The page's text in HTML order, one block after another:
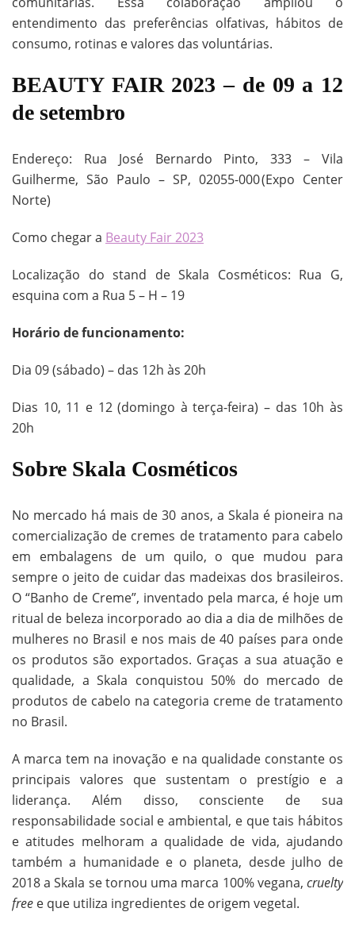
entendimento das preferências olfativas, hábitos de
consumo, rotinas e valores das voluntárias.
BEAUTY FAIR 2023 – de 09 a 12
de setembro
Endereço: Rua José Bernardo Pinto, 333 – Vila
Guilherme, São Paulo – SP, 02055-000 (Expo Center
Norte)
Como chegar a Beauty Fair 2023
Localização do stand de Skala Cosméticos: Rua G,
esquina com a Rua 5 – H – 19
Horário de funcionamento:
Dia 09 (sábado) – das 12h às 20h
Dias 10, 11 e 12 (domingo à terça-feira) – das 10h às
20h
Sobre Skala Cosméticos
No mercado há mais de 30 anos, a Skala é pioneira na
comercialização de cremes de tratamento para cabelo
em embalagens de um quilo, o que mudou para
sempre o jeito de cuidar das madeixas dos brasileiros.
O “Banho de Creme”, inventado pela marca, é hoje um
ritual de beleza incorporado ao dia a dia de milhões de
mulheres no Brasil e nos mais de 40 países para onde
os produtos são exportados. Graças a sua atuação e
qualidade, a Skala conquistou 50% do mercado de
produtos de cabelo na categoria creme de tratamento
no Brasil.
A marca tem na inovação e na qualidade constante os
principais valores que sustentam o prestígio e a
liderança. Além disso, consciente de sua
responsabilidade social e ambiental, e que tais hábitos
e atitudes melhoram a qualidade de vida, ajudando
também a humanidade e o planeta, desde julho de
2018 a Skala se tornou uma marca 100% vegana, cruelty
free e que utiliza ingredientes de origem vegetal.